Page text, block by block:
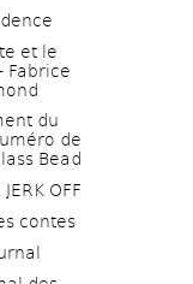
et le
Fabrice
du
de
Bead
OFF
contes